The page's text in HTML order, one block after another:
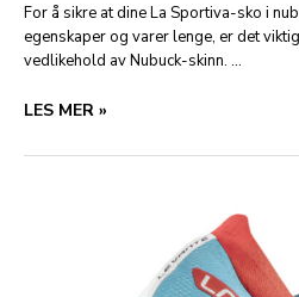
For å sikre at dine La Sportiva-sko i
egenskaper og varer lenge, er det
vedlikehold av Nubuck-skinn. …
VEDLIKEHOLD
NUBUCK-
LES MER »